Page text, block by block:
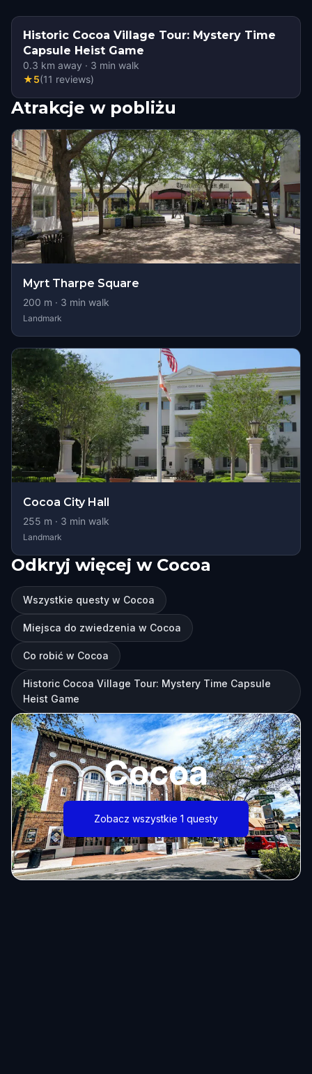
Historic Cocoa Village Tour: Mystery Time
Capsule Heist Game
0.3 km away · 3 min walk
★5(11 reviews)
Atrakcje w pobliżu
Myrt Tharpe Square
200 m · 3 min walk
Landmark
Cocoa City Hall
255 m · 3 min walk
Landmark
Odkryj więcej w Cocoa
Wszystkie questy w Cocoa
Miejsca do zwiedzenia w Cocoa
Co robić w Cocoa
Historic Cocoa Village Tour: Mystery Time Capsule
Heist Game
Cocoa
Zobacz wszystkie 1 questy